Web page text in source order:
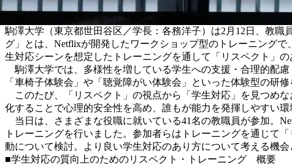
駒澤大学（東京都世田谷区／学長：各務洋子）は2月12日、教
グ」とは、Netflixが開発したワークショップ型のトレーニング
生対応シーンを想定したトレーニングを通して「リスペクト」の
駒澤大学では、多様性を増している学生への支援・合理的配
「車椅子体験会」や「聴覚障がい体験会」といった体験型の研修
このたび、「リスペクト」の視点から「学生対応」を見つめ
化することで心理的安全性を高め、誰もが能力を発揮しやすい
当日は、さまざまな役職に就いている41名の教職員が参加。
トレーニングを行いました。参加者らはトレーニングを通じて
動について検討。より良い学生対応のあり方について考える機会
■学生対応の質向上のためのリスペクト・トレーニング 概要